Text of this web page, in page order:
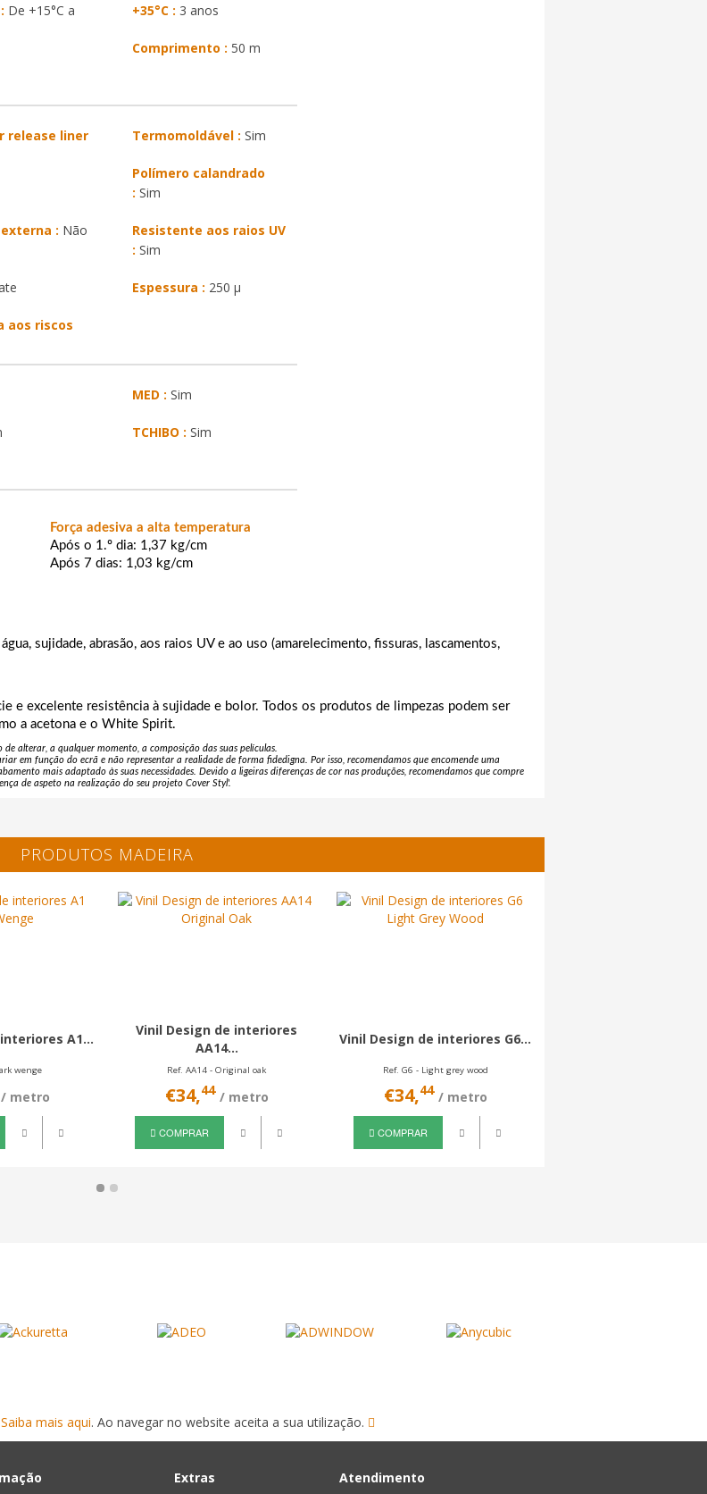
De +15°C a
+35°C : 3 anos
Comprimento : 50 m
release liner
Termomoldável : Sim
Polímero calandrado
: Sim
: Não
Resistente aos raios UV
: Sim
Espessura : 250 µ
aos riscos
MED : Sim
TCHIBO : Sim
Força adesiva a alta temperatura
Após o 1.º dia: 1,37 kg/cm
Após 7 dias: 1,03 kg/cm
sujidade, abrasão, aos raios UV e ao uso (amarelecimento, fissuras, lascamentos,
e excelente resistência à sujidade e bolor. Todos os produtos de limpezas podem ser
a acetona e o White Spirit.
alterar, a qualquer momento, a composição das suas películas.
em função do ecrã e não representar a realidade de forma fidedigna. Por isso, recomendamos que encomende uma
mais adaptado às suas necessidades. Devido a ligeiras diferenças de cor nas produções, recomendamos que compre
de aspeto na realização do seu projeto Cover Styl'.
PRODUTOS MADEIRA
A1...
wenge
/ metro
Vinil Design de interiores
AA14...
Ref. AA14 - Original oak
€34,44 / metro
COMPRAR
Vinil Design de interiores G6...
Ref. G6 - Light grey wood
€34,44 / metro
COMPRAR
Saiba mais aqui. Ao navegar no website aceita a sua utilização.
Extras Atendimento